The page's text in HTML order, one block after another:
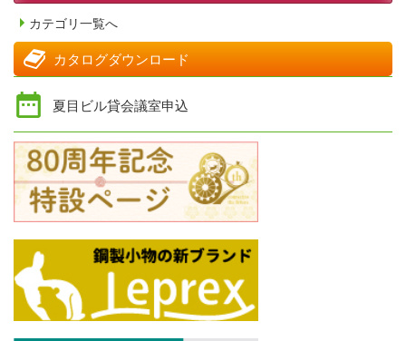
カテゴリ一覧へ
カタログダウンロード
夏目ビル貸会議室申込